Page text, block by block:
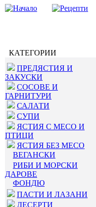
КАТЕГОРИИ
ПРЕДЯСТИЯ И
ЗАКУСКИ
СОСОВЕ И
ГАРНИТУРИ
САЛАТИ
СУПИ
ЯСТИЯ С МЕСО И
ПТИЦИ
ЯСТИЯ БЕЗ МЕСО
ВЕГАНСКИ
РИБИ И МОРСКИ
ДАРОВЕ
ФОНДЮ
ПАСТИ И ЛАЗАНИ
ДЕСЕРТИ